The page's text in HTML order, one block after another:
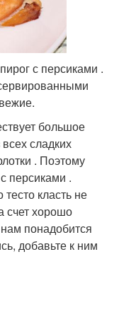
с персиками .
большое
сладких
. Поэтому
персиками .
класть не
счет хорошо
понадобится
добавьте к ним